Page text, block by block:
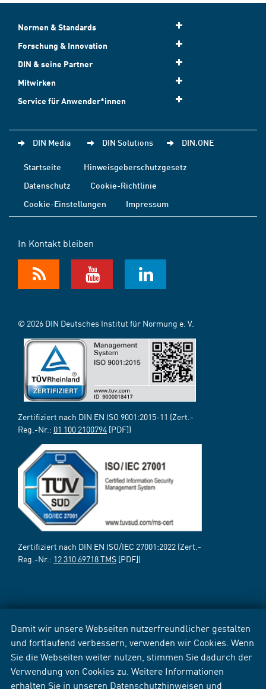
Damit wir unsere Webseiten nutzerfreundlicher gestalten
und fortlaufend verbessern, verwenden wir Cookies. Wenn
Sie die Webseiten weiter nutzen, stimmen Sie dadurch der
Verwendung von Cookies zu. Weitere Informationen
erhalten Sie in unseren Datenschutzhinweisen und
Normen & Standards
Forschung & Innovation
DIN & seine Partner
Mitwirken
Service für Anwender*innen
DIN Media DIN Solutions DIN.ONE
Startseite
Hinweisgeberschutzgesetz
Datenschutz
Cookie-Richtlinie
Cookie-Einstellungen
Impressum
In Kontakt bleiben
© 2026 DIN Deutsches Institut für Normung e. V.
Zertifiziert nach DIN EN ISO 9001:2015-11 (Zert.-
Reg.-Nr.: 01 100 2100794 [PDF])
Zertifiziert nach DIN EN ISO/IEC 27001:2022 (Zert.-
Reg.-Nr.: 12 310 69718 TMS [PDF])